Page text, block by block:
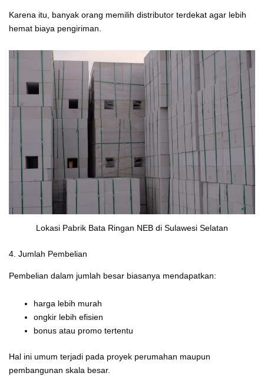
Karena itu, banyak orang memilih distributor terdekat agar lebih
hemat biaya pengiriman.
Lokasi Pabrik Bata Ringan NEB di Sulawesi Selatan
4. Jumlah Pembelian
Pembelian dalam jumlah besar biasanya mendapatkan:
harga lebih murah
ongkir lebih efisien
bonus atau promo tertentu
Hal ini umum terjadi pada proyek perumahan maupun
pembangunan skala besar.